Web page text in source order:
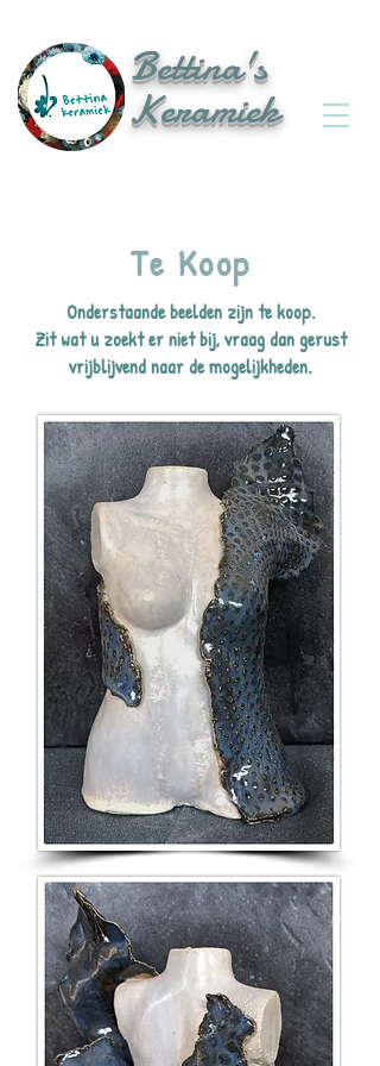
Bettina's
Keramiek
Te Koop
Onderstaande beelden zijn te koop.
Zit wat u zoekt er niet bij, vraag dan gerust
vrijblijvend naar de mogelijkheden.